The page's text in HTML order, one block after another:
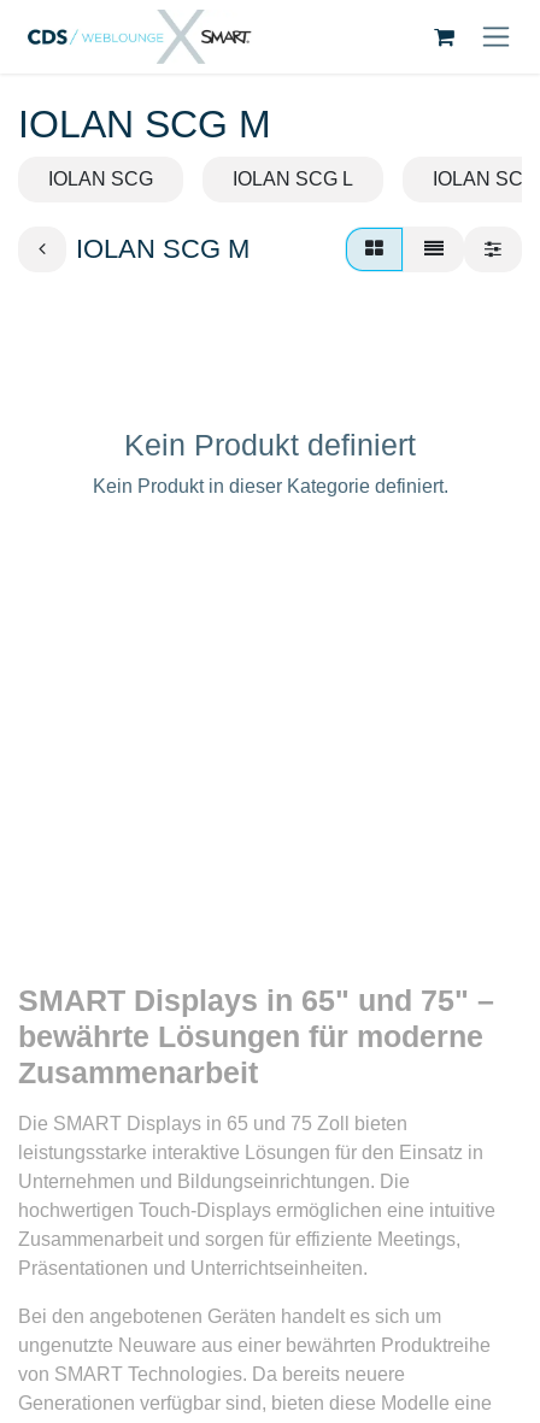
Zum Inhalt springen
IOLAN SCG M
IOLAN SCG IOLAN SCG L IOLAN
IOLAN SCG M
Kein Produkt definiert
Kein Produkt in dieser Kategorie definiert.
SMART Displays in 65" und 75" –
bewährte Lösungen für moderne
Zusammenarbeit
Die SMART Displays in 65 und 75 Zoll bieten
leistungsstarke interaktive Lösungen für den Einsatz in
Unternehmen und Bildungseinrichtungen. Die
hochwertigen Touch-Displays ermöglichen eine intuitive
Zusammenarbeit und sorgen für effiziente Meetings,
Präsentationen und Unterrichtseinheiten.
Bei den angebotenen Geräten handelt es sich um
ungenutzte Neuware aus einer bewährten Produktreihe
von SMART Technologies. Da bereits neuere
Generationen verfügbar sind, bieten diese Modelle eine